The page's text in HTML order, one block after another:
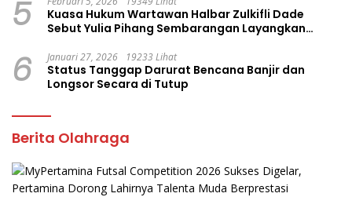
5
Kuasa Hukum Wartawan Halbar Zulkifli Dade
Sebut Yulia Pihang Sembarangan Layangkan
6 Januari 27, 2026 19233 Lihat
Status Tanggap Darurat Bencana Banjir dan
Longsor Secara di Tutup
Berita Olahraga